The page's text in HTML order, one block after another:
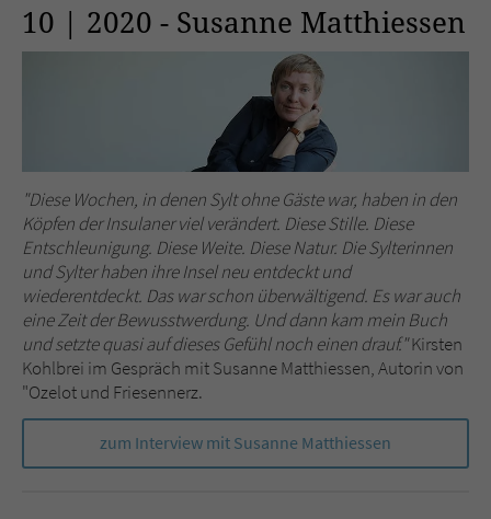
10 | 2020 - Susanne Matthiessen
"Diese Wochen, in denen Sylt ohne Gäste war, haben in den
Köpfen der Insulaner viel verändert. Diese Stille. Diese
Entschleunigung. Diese Weite. Diese Natur. Die Sylterinnen
und Sylter haben ihre Insel neu entdeckt und
wiederentdeckt. Das war schon überwältigend. Es war auch
eine Zeit der Bewusstwerdung. Und dann kam mein Buch
und setzte quasi auf dieses Gefühl noch einen drauf."Kirsten
Kohlbrei im Gespräch mit Susanne Matthiessen, Autorin von
"Ozelot und Friesennerz.
zum Interview mit Susanne Matthiessen